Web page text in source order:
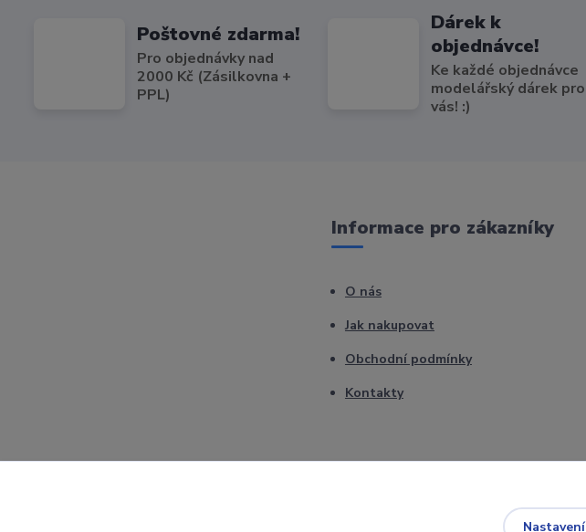
Poštovné zdarma!
Pro objednávky nad
2000 Kč (Zásilkovna +
PPL)
Dárek k
objednávce!
Ke každé objednávce
modelářský dárek pro
vás! :)
Informace pro zákazníky
O nás
Jak nakupovat
Obchodní podmínky
Kontakty
Nastavení